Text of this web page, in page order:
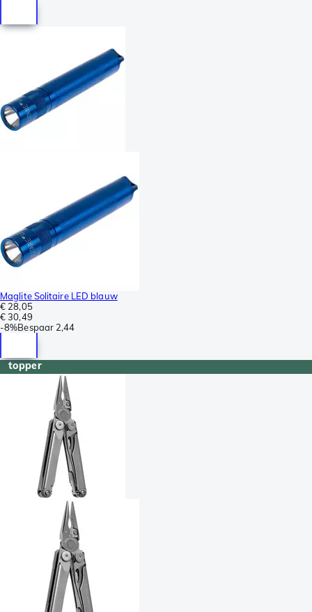
Maglite Solitaire LED blauw
€ 28,05
€ 30,49
-8%Bespaar 2,44
topper